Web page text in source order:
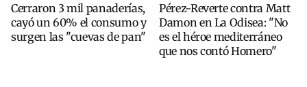
Cerraron 3 mil panaderías,
cayó un 60% el consumo y
surgen las "cuevas de pan"
Pérez-Reverte contra Matt
Damon en La Odisea: "No
es el héroe mediterráneo
que nos contó Homero"